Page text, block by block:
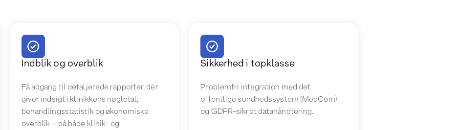
Indblik og overblik
Få adgang til detaljerede rapporter, der
giver indsigt i klinikkens nøgletal,
behandlingsstatistik og økonomiske
overblik – på både klinik- og
Sikkerhed i topklasse
Problemfri integration med det
offentlige sundhedssystem (MedCom)
og GDPR-sikret datahåndtering.